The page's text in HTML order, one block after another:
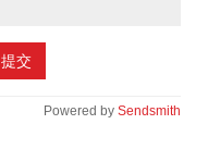
提交
Powered by Sendsmith